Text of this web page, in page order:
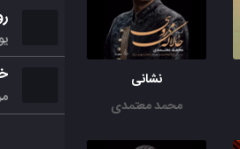
نشانی
محمد معتمدی